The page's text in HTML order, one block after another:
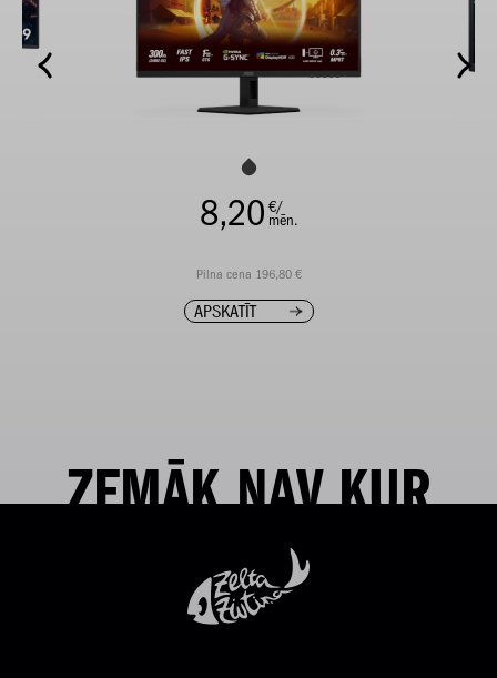
8,20 €/
mēn.
Pilna cena 196,80 €
APSKATĪT
ZEMĀK NAV KUR